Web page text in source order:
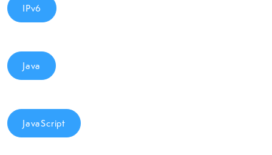
IPv6
Java
JavaScript